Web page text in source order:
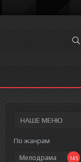
НАШЕ МЕНЮ
По жанрам
Мелодрама 145